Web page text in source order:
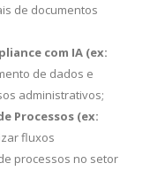
de documentos
com IA (ex:
de dados e
administrativos;
Processos (ex:
fluxos
processos no setor